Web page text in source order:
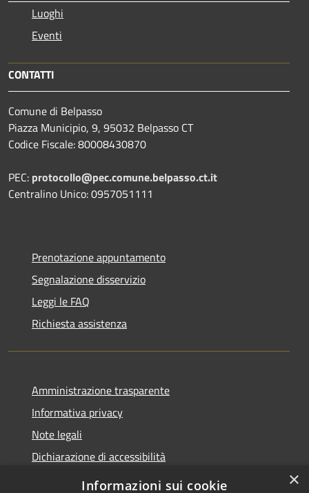
Luoghi
Eventi
CONTATTI
Comune di Belpasso
Piazza Municipio, 9, 95032 Belpasso CT
Codice Fiscale: 80008430870
PEC: protocollo@pec.comune.belpasso.ct.it
Centralino Unico: 0957051111
Prenotazione appuntamento
Segnalazione disservizio
Leggi le FAQ
Richiesta assistenza
Amministrazione trasparente
Informativa privacy
Note legali
Dichiarazione di accessibilità
×
Informazioni sui cookie